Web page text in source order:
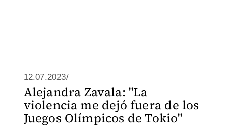
12.07.2023/
Alejandra Zavala: "La
violencia me dejó fuera de los
Juegos Olímpicos de Tokio"